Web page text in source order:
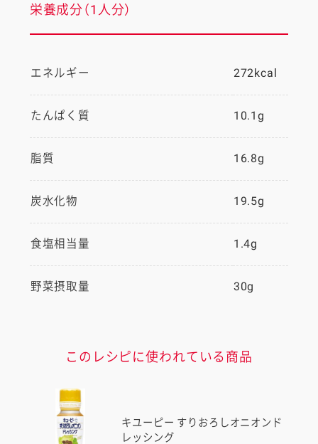
栄養成分（1人分）
エネルギー 272kcal
たんぱく質 10.1g
脂質 16.8g
炭水化物 19.5g
食塩相当量 1.4g
野菜摂取量 30g
このレシピに使われている商品
キユーピー すりおろしオニオンド
レッシング